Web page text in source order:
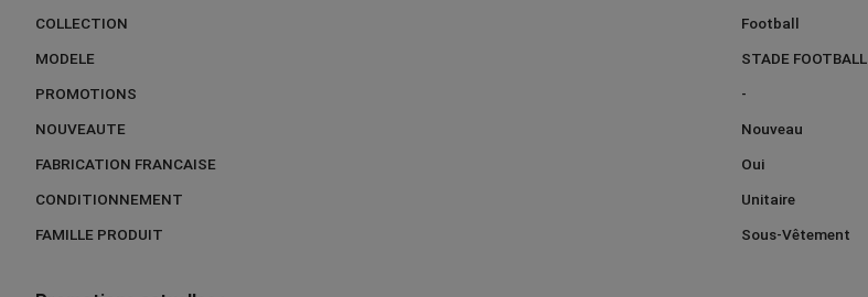
COLLECTION
Football
MODELE
STADE FOOTBALL
PROMOTIONS
-
NOUVEAUTE
Nouveau
FABRICATION FRANCAISE
Oui
CONDITIONNEMENT
Unitaire
FAMILLE PRODUIT
Sous-Vêtement